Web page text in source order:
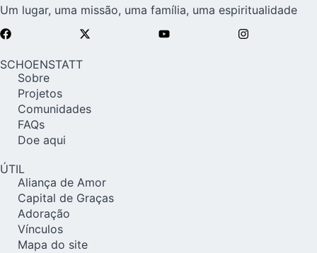
Um lugar, uma missão, uma família, uma espiritualidade
SCHOENSTATT
Sobre
Projetos
Comunidades
FAQs
Doe aqui
ÚTIL
Aliança de Amor
Capital de Graças
Adoração
Vínculos
Mapa do site